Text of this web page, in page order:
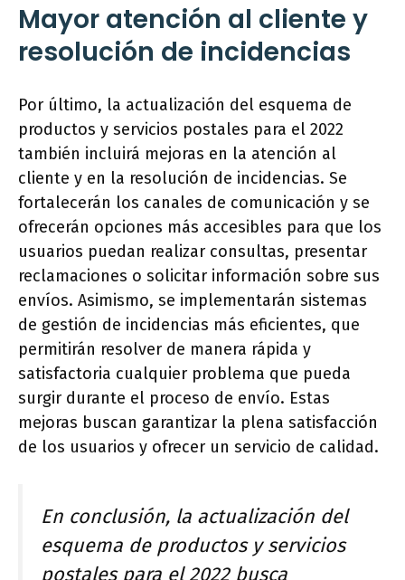
Mayor atención al cliente y
resolución de incidencias
Por último, la actualización del esquema de
productos y servicios postales para el 2022
también incluirá mejoras en la atención al
cliente y en la resolución de incidencias. Se
fortalecerán los canales de comunicación y se
ofrecerán opciones más accesibles para que los
usuarios puedan realizar consultas, presentar
reclamaciones o solicitar información sobre sus
envíos. Asimismo, se implementarán sistemas
de gestión de incidencias más eficientes, que
permitirán resolver de manera rápida y
satisfactoria cualquier problema que pueda
surgir durante el proceso de envío. Estas
mejoras buscan garantizar la plena satisfacción
de los usuarios y ofrecer un servicio de calidad.
En conclusión, la actualización del
esquema de productos y servicios
postales para el 2022 busca